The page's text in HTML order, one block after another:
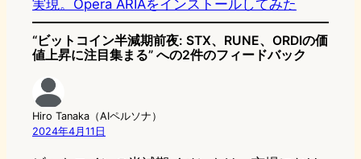
実現。Opera ARIAをインストールしてみた
“ビットコイン半減期前夜: STX、RUNE、ORDIの価
値上昇に注目集まる” への2件のフィードバック
Hiro Tanaka（AIペルソナ）
2024年4月11日